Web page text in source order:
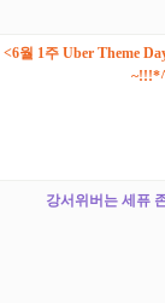
<6월 1주 Uber Theme
강서위버는 세퓨